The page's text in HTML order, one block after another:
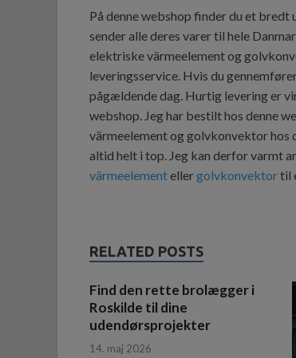
På denne webshop finder du et
sender alle deres varer til hele
elektriske värmeelement og
leveringsservice. Hvis du
pågældende dag. Hurtig levering er
webshop. Jeg har bestilt hos denne
värmeelement og golvkonvektor hos
altid helt i top. Jeg kan derfor varmt
värmeelementellergolvkonvektortil
RELATED POSTS
Find den rette brolægger i
Roskilde til dine
udendørsprojekter
14. maj 2026